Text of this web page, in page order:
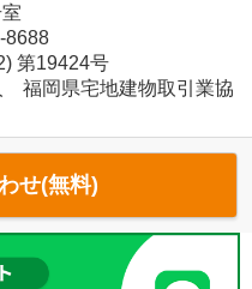
8688
第19424号
福岡県宅地建物取引業協
せ(無料)